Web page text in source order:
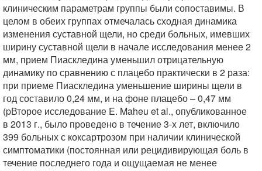
клиническим параметрам группы были сопоставимы. В
целом в обеих группах отмечалась сходная динамика
изменения суставной щели, но среди больных, имевших
ширину суставной щели в начале исследования менее 2
мм, прием Пиаскледина уменьшил отрицательную
динамику по сравнению с плацебо практически в 2 раза:
при приеме Пиаскледина уменьшение ширины щели в
год составило 0,24 мм, и на фоне плацебо – 0,47 мм
(pВторое исследование E. Maheu et al., опубликованное
в 2013 г., было проведено в течение 3-х лет, включило
399 больных с коксартрозом при наличии клинической
симптоматики (постоянная или рецидивирующая боль в
течение последнего года и ощущаемая не менее